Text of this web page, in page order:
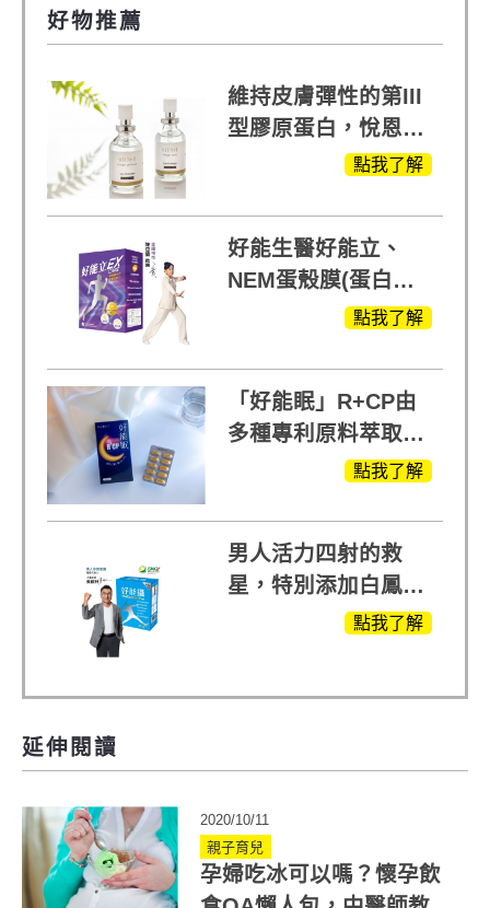
好物推薦
維持皮膚彈性的第III
型膠原蛋白，悅恩詩
給予寶寶般的肌膚感
點我了解
好能生醫好能立、
NEM蛋殼膜(蛋白聚
醣)關鍵配方，厲害其
點我了解
「好能眠」R+CP由
多種專利原料萃取、
白鳳豆、羅布麻、西
晰的關鍵!
點我了解
男人活力四射的救
星，特別添加白鳳豆
萃取 五色瑪卡點我了解
延伸閱讀
2020/10/11
親子育兒
孕婦吃冰可以嗎？懷孕飲